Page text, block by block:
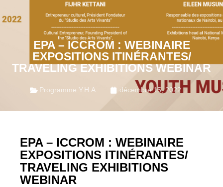
EPA – ICCROM : WEBINAIRE
EXPOSITIONS ITINÉRANTES/
TRAVELING EXHIBITIONS WEBINAR
Programme Y.H.A. décembre 15, 2022
EPA – ICCROM : WEBINAIRE
EXPOSITIONS ITINÉRANTES/
TRAVELING EXHIBITIONS
WEBINAR